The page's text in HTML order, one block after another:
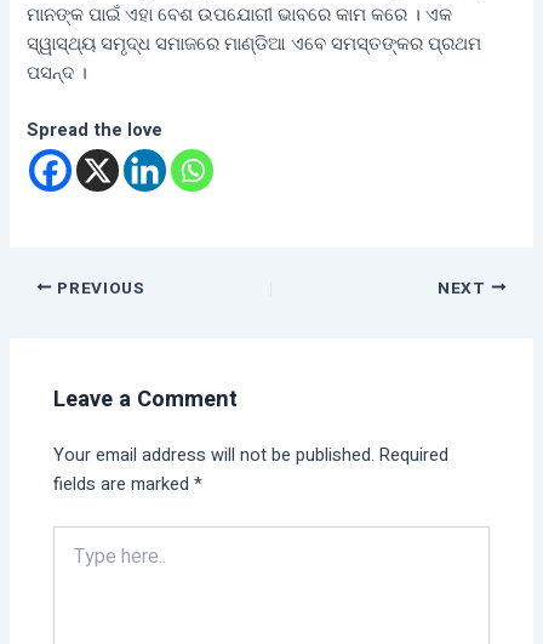
ମାନଙ୍କ ପାଇଁ ଏହା ବେଶ ଉପଯୋଗୀ ଭାବରେ କାମ କରେ । ଏକ
ସ୍ୱାସ୍ଥ୍ୟ ସମୃଦ୍ଧ ସମାଜରେ ମାଣ୍ଡିଆ ଏବେ ସମସ୍ତଙ୍କର ପ୍ରଥମ
ପସନ୍ଦ ।
Spread the love
PREVIOUS NEXT
Leave a Comment
Your email address will not be published. Required
fields are marked*
Type
here..